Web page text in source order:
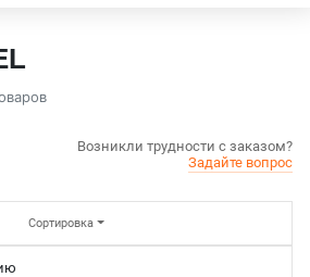
Возникли трудности с заказом?
Задайте вопрос
Сортировка